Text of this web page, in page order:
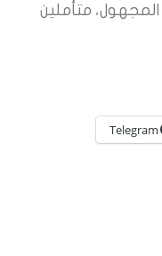
متأملين
Telegram